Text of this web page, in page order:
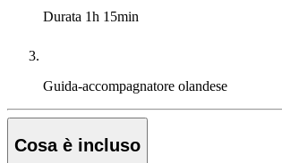
Durata 1h 15min
Guida-accompagnatore olandese
Cosa è incluso